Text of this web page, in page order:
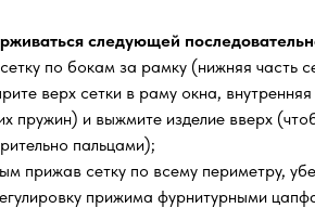
следующей
по бокам за рамку (нижняя часть
верх сетки в раму окна,
пружин) и выжмите изделие вверх
пальцами);
прижав сетку по всему периметру,
прижима фурнитурными